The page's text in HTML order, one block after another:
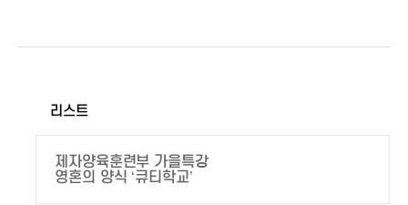
리스트
제자양육훈련부 가을특강
영혼의 양식 ‘큐티학교’